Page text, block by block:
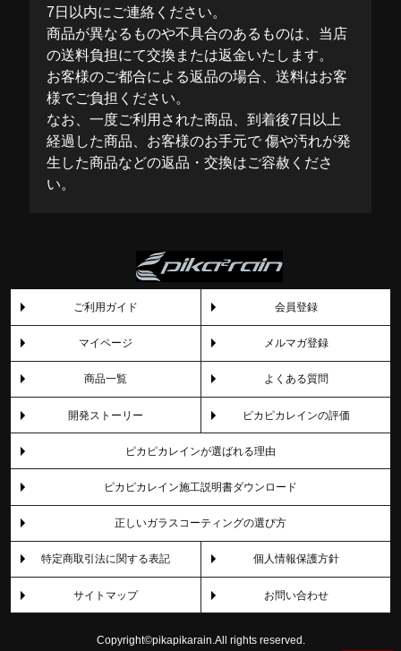
7日以内にご連絡ください。
商品が異なるものや不具合のあるものは、当店
の送料負担にて交換または返金いたします。
お客様のご都合による返品の場合、送料はお客
様でご負担ください。
なお、一度ご利用された商品、到着後7日以上
経過した商品、お客様のお手元で 傷や汚れが発
生した商品などの返品・交換はご容赦くださ
い。
ご利用ガイド 会員登録
マイページ メルマガ登録
商品一覧 よくある質問
開発ストーリー ピカピカレインの評価
ピカピカレインが選ばれる理由
ピカピカレイン施工説明書ダウンロード
正しいガラスコーティングの選び方
特定商取引法に関する表記 個人情報保護方針
サイトマップ お問い合わせ
Copyright©pikapikarain.All rights reserved.